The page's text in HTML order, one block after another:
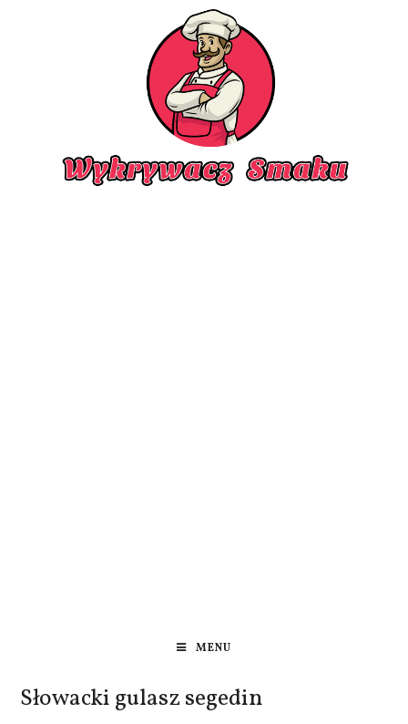
MENU
Słowacki gulasz segedin